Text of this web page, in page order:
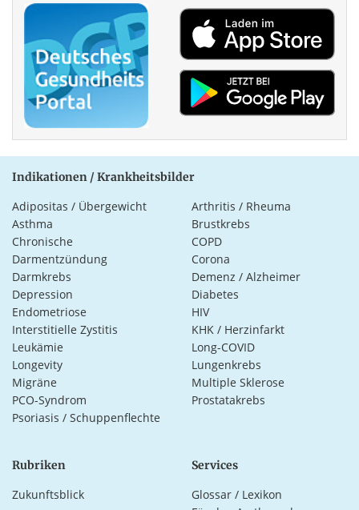
Indikationen / Krankheitsbilder
Adipositas / Übergewicht
Arthritis / Rheuma
Asthma
Brustkrebs
Chronische
Darmentzündung
COPD
Corona
Darmkrebs
Demenz / Alzheimer
Depression
Diabetes
Endometriose
HIV
Interstitielle Zystitis
KHK / Herzinfarkt
Leukämie
Long-COVID
Longevity
Lungenkrebs
Migräne
Multiple Sklerose
PCO-Syndrom
Prostatakrebs
Psoriasis / Schuppenflechte
Rubriken
Zukunftsblick
Services
Glossar / Lexikon